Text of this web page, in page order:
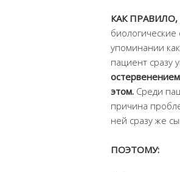
КАК ПРАВИЛО,
биологические
упоминании
пациент сразу
этом. Среди
причина
ней сразу же
ПОЭТОМУ: